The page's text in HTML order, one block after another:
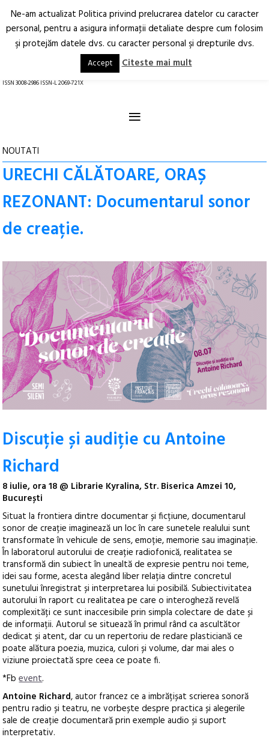
Arhitectură.
Oraș.
RO EN
ISSN 3008-2986 ISSN-L 2069-721X
≡
NOUTATI
URECHI CĂLĂTOARE, ORAȘ
REZONANT: Documentarul sonor
de creație.
Discuție și audiție cu Antoine
Richard
8 iulie, ora 18 @ Librarie Kyralina, Str. Biserica Amzei 10,
București
Situat la frontiera dintre documentar și ficțiune, documentarul
sonor de creație imaginează un loc în care sunetele realului sunt
transformate în vehicule de sens, emoție, memorie sau imaginație.
În laboratorul autorului de creație radiofonică, realitatea se
transformă din subiect în unealtă de expresie pentru noi teme,
idei sau forme, acesta alegând liber relația dintre concretul
sunetului înregistrat și interpretarea lui posibilă. Subiectivitatea
autorului în raport cu realitatea pe care o interogheză revelă
complexități ce sunt inaccesibile prin simpla colectare de date și
de informații. Autorul se situează în primul rând ca ascultător
dedicat și atent, dar cu un repertoriu de redare plasticiană ce
poate alătura poezia, muzica, culori și volume, dar mai ales o
viziune proiectată spre ceea ce poate fi.
*Fbevent.
Antoine Richard, autor francez ce a imbrățișat scrierea sonoră
pentru radio și teatru, ne vorbește despre practica și alegerile
sale de creație documentară prin exemple audio și suport
interpretativ.
Ne-am actualizat Politica privind prelucrarea datelor cu caracter
personal, pentru a asigura informaţii detaliate despre cum folosim
şi protejăm datele dvs. cu caracter personal şi drepturile dvs.
Accept Citeste mai mult